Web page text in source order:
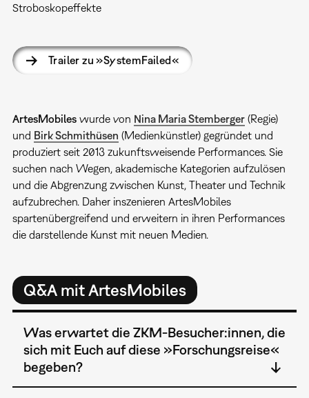
Stroboskopeffekte
Trailer zu »SystemFailed«
ArtesMobileswurde von Nina Maria Stemberger(Regie)
und Birk Schmithüsen (Medienkünstler) gegründet und
produziert seit 2013 zukunftsweisende Performances. Sie
suchen nach Wegen, akademische Kategorien aufzulösen
und die Abgrenzung zwischen Kunst, Theater und Technik
aufzubrechen. Daher inszenieren ArtesMobiles
spartenübergreifend und erweitern in ihren Performances
die darstellende Kunst mit neuen Medien.
Q&A mit ArtesMobiles
Was erwartet die ZKM-Besucher:innen, die
sich mit Euch auf diese »Forschungsreise«
begeben?